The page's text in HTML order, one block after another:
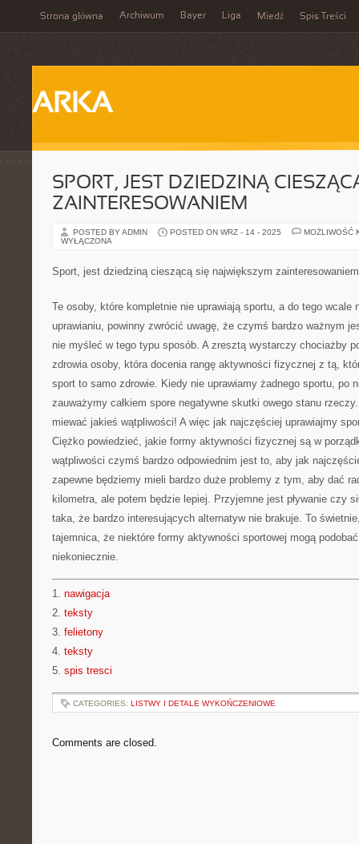
Strona główna Archiwum Bayer Liga Miedź Spis Treści
ARKA
SPORT, JEST DZIEDZINĄ
ZAINTERESOWANIEM
POSTED BY ADMIN POSTED ON WRZ - 14 - 2025
MOŻLIWOŚĆ
WYŁĄCZONA
Sport, jest dziedziną cieszącą się największym zainteresowaniem
Te osoby, które kompletnie nie uprawiają sportu, a do tego wcale
uprawianiu, powinny zwrócić uwagę, że czymś bardzo ważnym
nie myśleć w tego typu sposób. A zresztą wystarczy chociażby
zdrowia osoby, która docenia rangę aktywności fizycznej z tą,
sport to samo zdrowie. Kiedy nie uprawiamy żadnego sportu, po
zauważymy całkiem spore negatywne skutki owego stanu
miewać jakieś wątpliwości! A więc jak najczęściej uprawiajmy
Ciężko powiedzieć, jakie formy aktywności fizycznej są w
wątpliwości czymś bardzo odpowiednim jest to, aby jak
zapewne będziemy mieli bardzo duże problemy z tym, aby dać
kilometra, ale potem będzie lepiej. Przyjemne jest pływanie czy
taka, że bardzo interesujących alternatyw nie brakuje. To
tajemnica, że niektóre formy aktywności sportowej mogą
niekoniecznie.
1. nawigacja
2. teksty
3. felietony
4. teksty
5. spis tresci
CATEGORIES: LISTWY I DETALE WYKOŃCZENIOWE
Comments are closed.